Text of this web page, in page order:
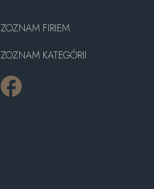
ZOZNAM FIRIEM
ZOZNAM KATEGÓRII